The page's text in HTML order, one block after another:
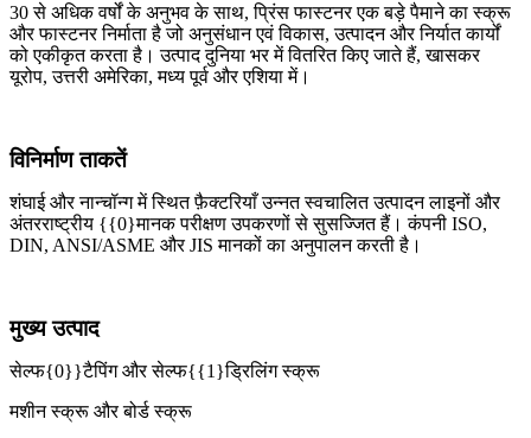
30 से अधिक वर्षों के अनुभव के साथ, प्रिंस फास्टनर एक बड़े पैमाने का स्क्रू
और फास्टनर निर्माता है जो अनुसंधान एवं विकास, उत्पादन और निर्यात कार्यों
को एकीकृत करता है। उत्पाद दुनिया भर में वितरित किए जाते हैं, खासकर
यूरोप, उत्तरी अमेरिका, मध्य पूर्व और एशिया में।
विनिर्माण ताकतें
शंघाई और नान्चॉन्ग में स्थित फ़ैक्टरियाँ उन्नत स्वचालित उत्पादन लाइनों और
अंतरराष्ट्रीय {{0}मानक परीक्षण उपकरणों से सुसज्जित हैं। कंपनी ISO,
DIN, ANSI/ASME और JIS मानकों का अनुपालन करती है।
मुख्य उत्पाद
सेल्फ{0}}टैपिंग और सेल्फ{{1}ड्रिलिंग स्क्रू
मशीन स्क्रू और बोर्ड स्क्रू